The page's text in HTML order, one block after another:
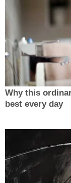
Why this
best every day